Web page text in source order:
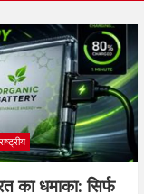
राष्ट्रीय
का धमाका: सिर्फ